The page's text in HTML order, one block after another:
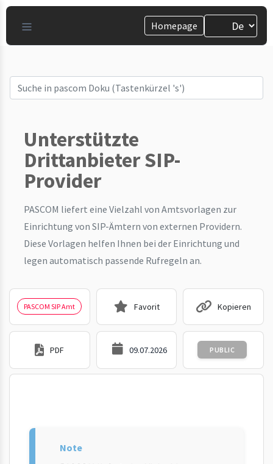
Homepage
Unterstützte
Drittanbieter SIP-
Provider
PASCOM liefert eine Vielzahl von Amtsvorlagen zur
Einrichtung von SIP-Ämtern von externen Providern.
Diese Vorlagen helfen Ihnen bei der Einrichtung und
legen automatisch passende Rufregeln an.
PASCOM SIP Amt Favorit Kopieren
PDF 09.07.2026 PUBLIC